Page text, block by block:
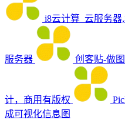
i8云计算_云服务
服务器 创客贴-做
计，商用有版权
成可视化信息图